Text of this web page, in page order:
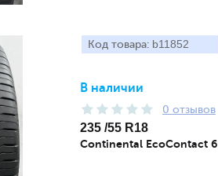
Код товара: b11852
В наличии
0 отзывов
235 /55 R18
Continental EcoContact 6